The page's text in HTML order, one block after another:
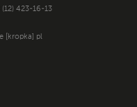
423-16-13
[kropka] pl